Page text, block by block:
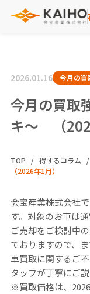
2026.01.16 今月の買
今月の買取
キ～ （
TOP 得するコラム
（2026年1月）
会宝産業株式会社
す。対象のお車は
ご売却をご検討中
ておりますので、
車買取に関するご
タッフが丁寧にご
※買取価格は、